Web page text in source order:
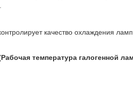
качество охлаждения
температура галогенной